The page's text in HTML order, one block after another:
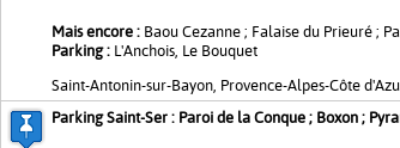
Mais encore : Baou Cezanne ; Falaise du Prieuré ;
Parking : L'Anchois, Le Bouquet
Saint-Antonin-sur-Bayon, Provence-Alpes-Côte
Parking Saint-Ser : Paroi de la Conque ; Boxon ;